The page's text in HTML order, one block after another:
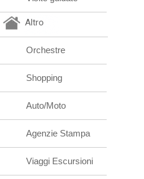
Altro
Orchestre
Shopping
Auto/Moto
Agenzie Stampa
Viaggi Escursioni